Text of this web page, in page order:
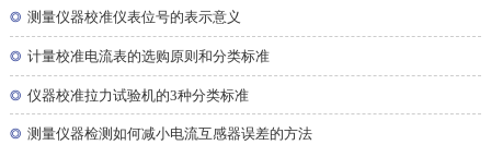
◎ 测量仪器校准仪表位号的表示意义
◎ 计量校准电流表的选购原则和分类标准
◎ 仪器校准拉力试验机的3种分类标准
◎ 测量仪器检测如何减小电流互感器误差的方法